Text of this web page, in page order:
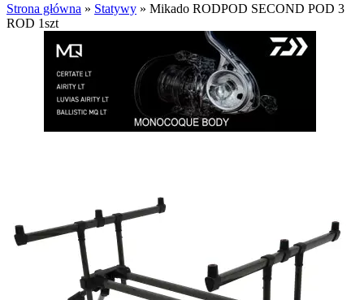
Strona główna » Statywy » Mikado RODPOD SECOND POD 3
ROD 1szt